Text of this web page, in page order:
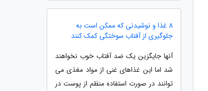
8 غذا و نوشیدنی که ممکن است به
جلوگیری از آفتاب سوختگی کمک کنند
آنها جایگزین یک ضد آفتاب خوب نخواهند
شد اما این غذاهای غنی از مواد مغذی می
توانند در صورت استفاده منظم از پوست در